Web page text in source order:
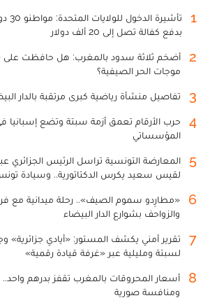
1
بدفع كفالة تصل إلى 20 ألف دولار
2
أضخم ثلاثة سدود بالمغرب: هل حافظت على
موجات الحر الصيفية؟
3 تفاصيل منشأة رياضية كبرى مرتقبة بالدار
4
حرب الأرقام تعمق أزمة سبتة وتضع إسبانيا
المؤسساتي
5
المعارضة التونسية تراسل الرئيس الجزائري
لقيس سعيد يكرس الدكتاتورية.. وسيادة
6
«مطارِدو سموم الصيف».. رحلة ميدانية مع
والزواحف بشوارع الدار البيضاء
7
تقرير أمني يكشف المستور: «أيادي جزائرية»
لسبتة ومليلية عبر «غرفة قيادة رقمية»
8
أسعار المحروقات بالمغرب تقفز بدرهم
ومنافسة صورية